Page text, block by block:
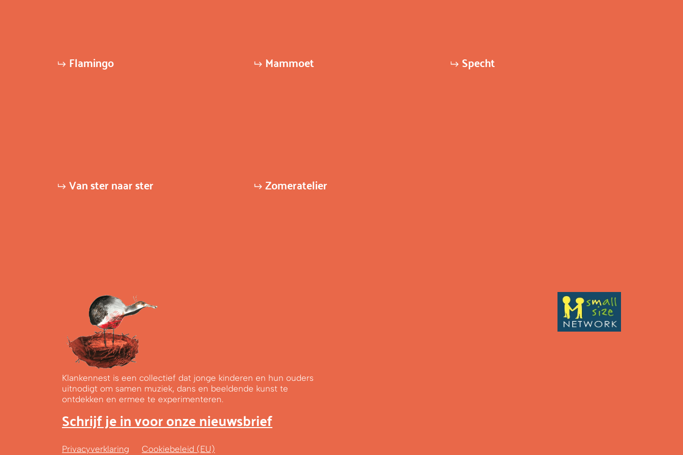
Flamingo Mammoet Specht
Van ster naar ster Zomeratelier
Klankennest is een collectief dat jonge kinderen en hun ouders
uitnodigt om samen muziek, dans en beeldende kunst te
ontdekken en ermee te experimenteren.
Schrijf je in voor onze nieuwsbrief
Privacyverklaring
Cookiebeleid (EU)